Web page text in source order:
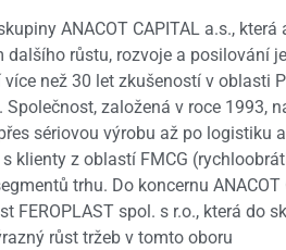
ANACOT CAPITAL a.s., která
růstu, rozvoje a posilování
než 30 let zkušeností v oblasti
založená v roce 1993,
sériovou výrobu až po logistiku
klienty z oblastí FMCG
trhu. Do koncernu ANACOT
spol. s r.o., která do
růst tržeb v tomto oboru